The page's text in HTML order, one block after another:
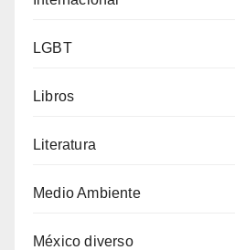
LGBT
Libros
Literatura
Medio Ambiente
México diverso